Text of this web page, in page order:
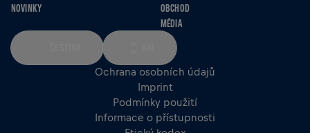
NOVINKY
OBCHOD
MÉDIA
Ochrana osobních údajů
Imprint
Podmínky použití
Informace o přístupnosti